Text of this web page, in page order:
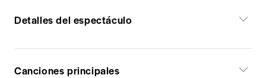
Detalles del espectáculo
Canciones principales